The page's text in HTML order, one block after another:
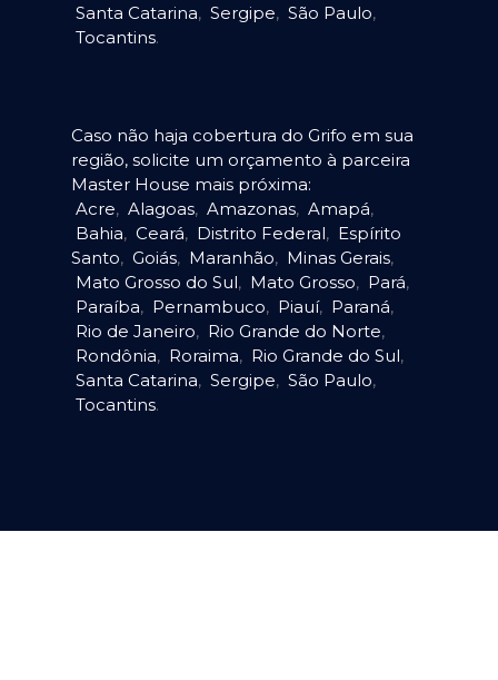
Santa Catarina, Sergipe, São Paulo,
Tocantins.
Caso não haja cobertura do Grifo em sua
região, solicite um orçamento à parceira
Master House mais próxima:
Acre, Alagoas, Amazonas, Amapá,
Bahia, Ceará, Distrito Federal, Espírito
Santo, Goiás, Maranhão, Minas Gerais,
Mato Grosso do Sul, Mato Grosso, Pará,
Paraíba, Pernambuco, Piauí, Paraná,
Rio de Janeiro, Rio Grande do Norte,
Rondônia, Roraima, Rio Grande do Sul,
Santa Catarina, Sergipe, São Paulo,
Tocantins.